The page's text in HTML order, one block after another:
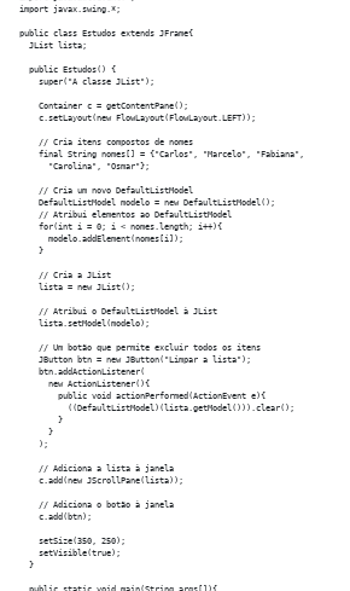
import javax.swing.*;
public class Estudos extends JFrame{
  JList lista;
  public Estudos() {
    super("A classe JList");
    Container c = getContentPane();
    c.setLayout(new FlowLayout(FlowLayout.LEFT));
    // Cria itens compostos de nomes
    final String nomes[] = {"Carlos", "Marcelo", "Fabiana",
      "Carolina", "Osmar"};
    // Cria um novo DefaultListModel
    DefaultListModel modelo = new DefaultListModel();
    // Atribui elementos ao DefaultListModel
    for(int i = 0; i < nomes.length; i++){
      modelo.addElement(nomes[i]);
    }
    // Cria a JList
    lista = new JList();
    // Atribui o DefaultListModel à JList
    lista.setModel(modelo);
    // Um botão que permite excluir todos os itens
    JButton btn = new JButton("Limpar a lista");
    btn.addActionListener(
      new ActionListener(){
        public void actionPerformed(ActionEvent e){
          ((DefaultListModel)(lista.getModel())).clear();
        }
      }
    );
    // Adiciona a lista à janela
    c.add(new JScrollPane(lista));
    // Adiciona o botão à janela
    c.add(btn);
    setSize(350, 250);
    setVisible(true);
  }